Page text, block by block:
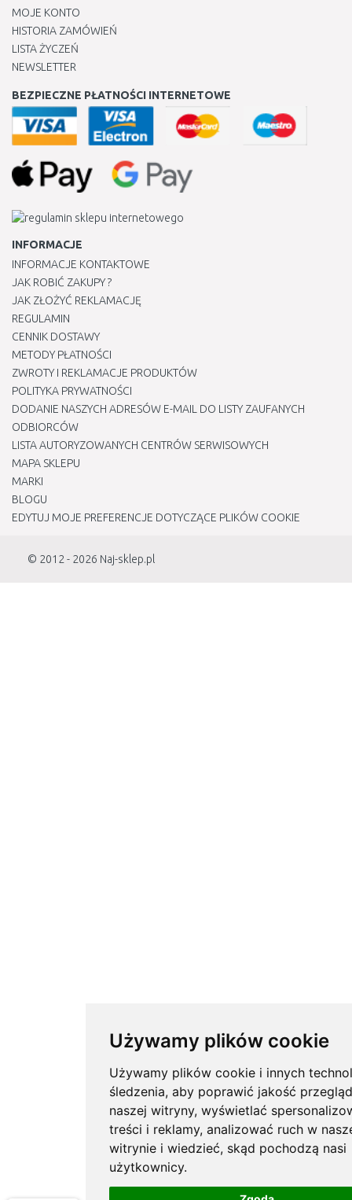
Używamy plików cookie
Używamy plików cookie i innych
śledzenia, aby poprawić jakość
naszej witryny, wyświetlać
treści i reklamy, analizować ruch w
witrynie i wiedzieć, skąd pochodzą nasi
użytkownicy.
MOJE KONTO
HISTORIA ZAMÓWIEŃ
LISTA ŻYCZEŃ
NEWSLETTER
BEZPIECZNE PŁATNOŚCI INTERNETOWE
INFORMACJE
INFORMACJE KONTAKTOWE
JAK ROBIĆ ZAKUPY ?
JAK ZŁOŻYĆ REKLAMACJĘ
REGULAMIN
CENNIK DOSTAWY
METODY PŁATNOŚCI
ZWROTY I REKLAMACJE PRODUKTÓW
POLITYKA PRYWATNOŚCI
DODANIE NASZYCH ADRESÓW E-MAIL DO LISTY ZAUFANYCH
ODBIORCÓW
LISTA AUTORYZOWANYCH CENTRÓW SERWISOWYCH
MAPA SKLEPU
MARKI
BLOGU
EDYTUJ MOJE PREFERENCJE DOTYCZĄCE PLIKÓW COOKIE
© 2012 - 2026 Naj-sklep.pl